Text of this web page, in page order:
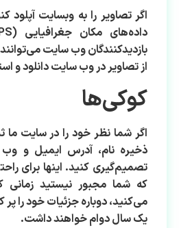
اگر تصاویر را به وبسایت آپلود
بازدیدکنندگان وب سایت
از تصاویر در وب سایت دانلود و
کوکی‌ها
اگر شما نظر خود را در سایت ما
ذخیره نام، آدرس ایمیل و
تصمیم‌گیری کنید. اینها برای
که شما مجبور نیستید زمانی
می‌کنید، دوباره جزئیات خود را
یک سال دوام خواهند داشت.